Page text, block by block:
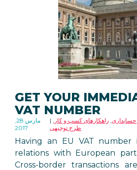
GET YOUR
VAT NUMBER
مارس 28,
2017
, راهکارهای کسب و کار ,
طرح توجیهی
Having an EU VAT number
relations with European
Cross-border transactions